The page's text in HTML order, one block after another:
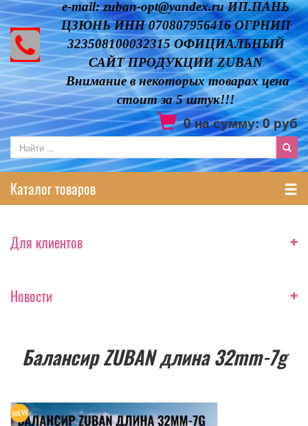
e-mail: zuban-opt@yandex.ru ИП.ПАНЬ
ЦЗЮНЬ ИНН 070807956416 ОГРНИП
323508100032315 ОФИЦИАЛЬНЫЙ
САЙТ ПРОДУКЦИИ ZUBAN
Внимание в некоторых товарах цена
стоит за 5 штук!!!
0на сумму:0руб
Каталог товаров
Для клиентов +
Новости +
Балансир ZUBAN длина 32mm-7g